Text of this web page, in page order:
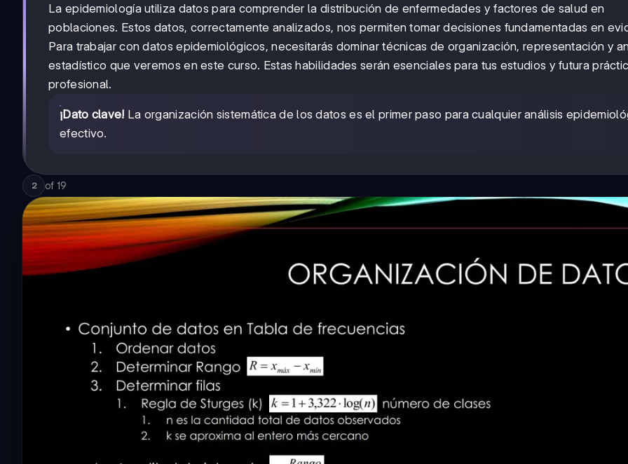
La epidemiología utiliza datos para comprender la distribución de enfermedades y factores de salud en
poblaciones. Estos datos, correctamente analizados, nos permiten tomar decisiones fundamentadas en
Para trabajar con datos epidemiológicos, necesitarás dominar técnicas de organización, representación y
estadístico que veremos en este curso. Estas habilidades serán esenciales para tus estudios y futura
profesional.
¡Dato clave! La organización sistemática de los datos es el primer paso para cualquier análisis
efectivo.
2 of 19